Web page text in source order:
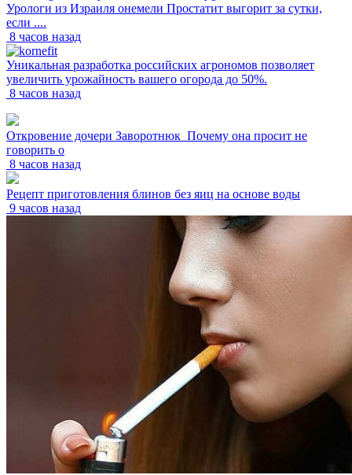
Урологи из Израиля онемели Простатит выгорит за сутки,
если ....
8 часов назад
Уникальная разработка российских агрономов позволяет
увеличить урожайность вашего огорода до 50%.
8 часов назад
Откровение дочери Заворотнюк_Почему она просит не
говорить о
8 часов назад
Рецепт приготовления блинов без яиц на основе воды
9 часов назад